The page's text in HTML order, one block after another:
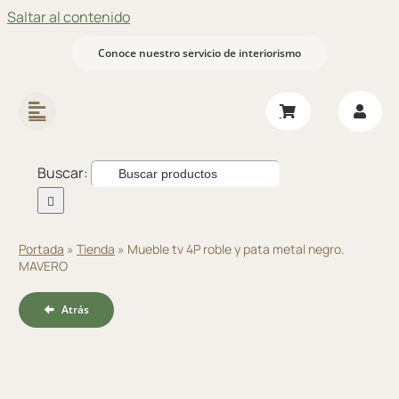
Saltar al contenido
Conoce nuestro servicio de interiorismo
Buscar:
Portada » Tienda » Mueble tv 4P roble y pata metal negro.
MAVERO
Atrás